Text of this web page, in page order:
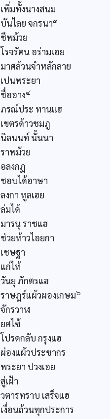
เพิ่มทั้งนางสนม
บันไลย จกรนา๓
ชีพม้วย
โรจรัตน อร่ามเอย
มาศล้วนจำหลักลาย
เปนพระยา
ชื่ออาง๔
ภรณ์ประ ทานแฮ
เขตรด้าวชมภู
นิลนนท์ นั้นนา
ราพม้วย
อลงกฏ
ชอบได้อาษา
ลงกา ทูลเฮย
ล่มได้
มารนุ ราชแฮ
ช่วยท้าวไอยกา
เชษฐา
แก่ไท้
วันยุ ภักตรแฮ
ราษฎร์แผ้วผองเกษม๖
จักรวาฬ
ยศไซ้
โปรดกลับ กรุงแฮ
ผ่องแผ้วประชากร
พระยา ปวงเอย
สู่เฝ้า
วตารทราบ เสร็จแฮ
เงื่อนถ้วนทุกประการ